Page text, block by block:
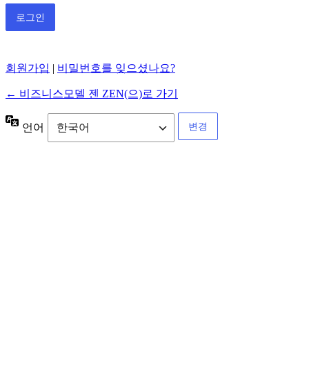
회원가입 | 비밀번호를 잊으셨나요?
← 비즈니스모델 젠 ZEN(으)로 가기
언어